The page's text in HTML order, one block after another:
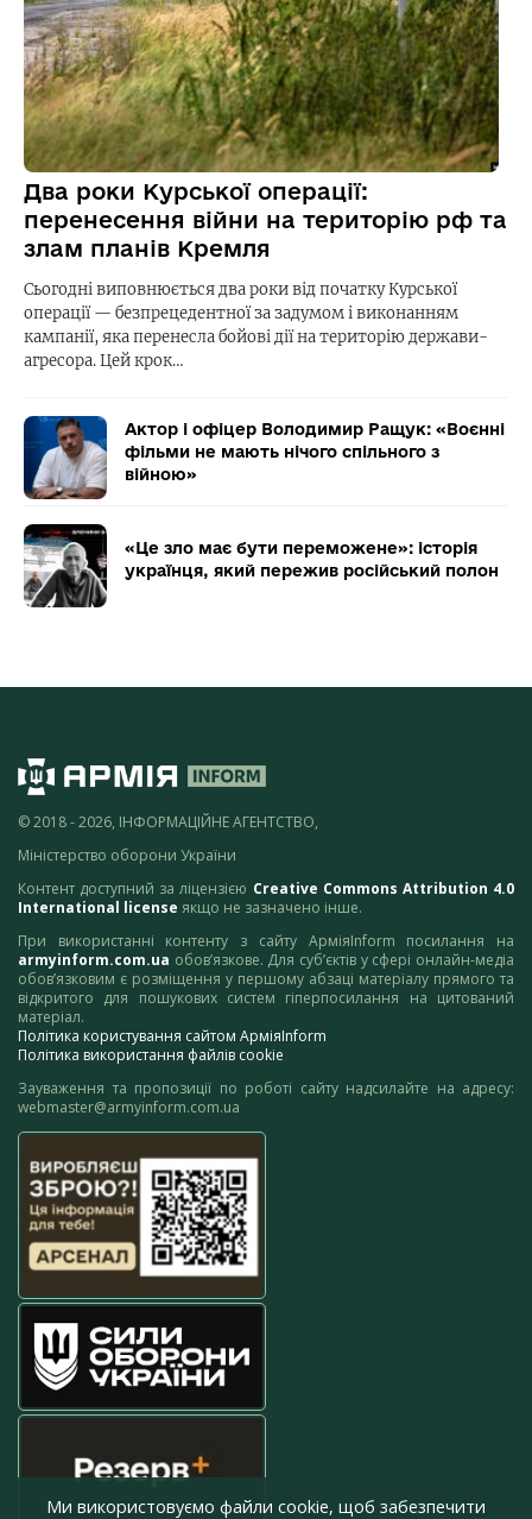
Два роки Курської операції:
перенесення війни на територію рф та
злам планів Кремля
Сьогодні виповнюється два роки від початку Курської
операції — безпрецедентної за задумом і виконанням
кампанії, яка перенесла бойові дії на територію держави-
агресора. Цей крок…
Актор і офіцер Володимир Ращук: «Воєнні
фільми не мають нічого спільного з
війною»
«Це зло має бути переможене»: історія
українця, який пережив російський полон
© 2018 - 2026, ІНФОРМАЦІЙНЕ АГЕНТСТВО,
Міністерство оборони України
Контент доступний за ліцензією Creative Commons Attribution 4.0
International license якщо не зазначено інше.
При використанні контенту з сайту АрміяInform посилання на
armyinform.com.ua обов’язкове. Для суб’єктів у сфері онлайн-медіа
обов’язковим є розміщення у першому абзаці матеріалу прямого та
відкритого для пошукових систем гіперпосилання на цитований
матеріал.
Політика користування сайтом АрміяInform
Політика використання файлів cookie
Зауваження та пропозиції по роботі сайту надсилайте на адресу:
webmaster@armyinform.com.ua
Ми використовуємо файли cookie, щоб забезпечити